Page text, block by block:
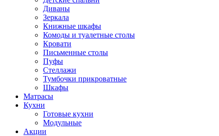
Диваны
Зеркала
Книжные шкафы
Комоды и туалетные столы
Кровати
Письменные столы
Пуфы
Стеллажи
Тумбочки прикроватные
Шкафы
Матрасы
Кухни
Готовые кухни
Модульные
Акции